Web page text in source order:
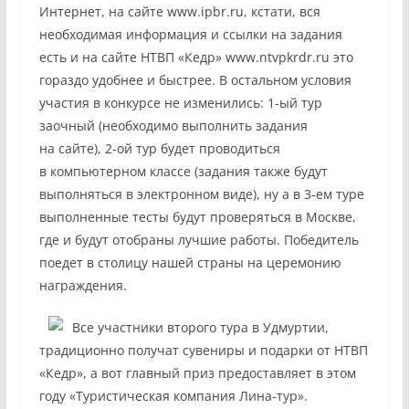
Интернет, на сайте www.ipbr.ru, кстати, вся
необходимая информация и ссылки на задания
есть и на сайте НТВП «Кедр» www.ntvpkrdr.ru это
гораздо удобнее и быстрее. В остальном условия
участия в конкурсе не изменились: 1-ый тур
заочный (необходимо выполнить задания
на сайте), 2-ой тур будет проводиться
в компьютерном классе (задания также будут
выполняться в электронном виде), ну а в 3-ем туре
выполненные тесты будут проверяться в Москве,
где и будут отобраны лучшие работы. Победитель
поедет в столицу нашей страны на церемонию
награждения.
Все участники второго тура в Удмуртии,
традиционно получат сувениры и подарки от НТВП
«Кедр», а вот главный приз предоставляет в этом
году «Туристическая компания Лина-тур».